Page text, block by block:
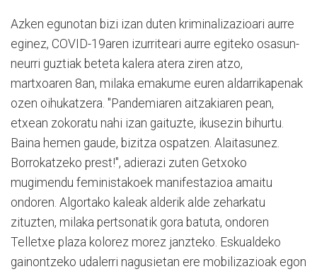
Azken egunotan bizi izan duten kriminalizazioari aurre
eginez, COVID-19aren izurriteari aurre egiteko osasun-
neurri guztiak beteta kalera atera ziren atzo,
martxoaren 8an, milaka emakume euren aldarrikapenak
ozen oihukatzera. "Pandemiaren aitzakiaren pean,
etxean zokoratu nahi izan gaituzte, ikusezin bihurtu.
Baina hemen gaude, bizitza ospatzen. Alaitasunez.
Borrokatzeko prest!", adierazi zuten Getxoko
mugimendu feministakoek manifestazioa amaitu
ondoren. Algortako kaleak alderik alde zeharkatu
zituzten, milaka pertsonatik gora batuta, ondoren
Telletxe plaza kolorez morez janzteko. Eskualdeko
gainontzeko udalerri nagusietan ere mobilizazioak egon